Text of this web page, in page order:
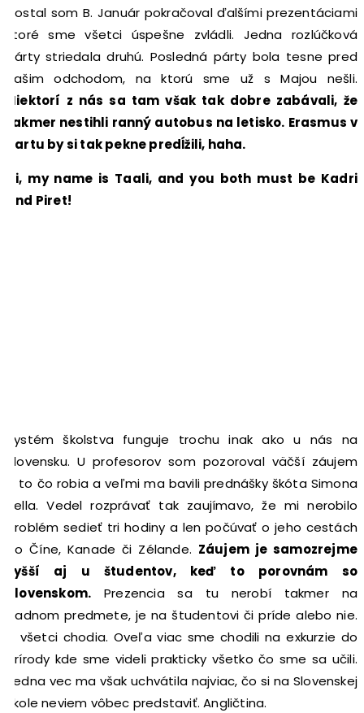
Dostal som B. Január pokračoval ďalšími prezentáciami
ktoré sme všetci úspešne zvládli. Jedna rozlúčková
párty striedala druhú. Posledná párty bola tesne pred
našim odchodom, na ktorú sme už s Majou nešli.
Niektorí z nás sa tam však tak dobre zabávali, že
takmer nestihli ranný autobus na letisko. Erasmus v
Tartu by si tak pekne predĺžili, haha.
Hi, my name is Taali, and you both must be Kadri
and Piret!
Systém školstva funguje trochu inak ako u nás na
Slovensku. U profesorov som pozoroval väčší záujem
o to čo robia a veľmi ma bavili prednášky škóta Simona
Bella. Vedel rozprávať tak zaujímavo, že mi nerobilo
problém sedieť tri hodiny a len počúvať o jeho cestách
po Číne, Kanade či Zélande. Záujem je samozrejme
vyšší aj u študentov, keď to porovnám so
Slovenskom. Prezencia sa tu nerobí takmer na
žiadnom predmete, je na študentovi či príde alebo nie.
A všetci chodia. Oveľa viac sme chodili na exkurzie do
prírody kde sme videli prakticky všetko čo sme sa učili.
Jedna vec ma však uchvátila najviac, čo si na Slovenskej
škole neviem vôbec predstaviť. Angličtina.